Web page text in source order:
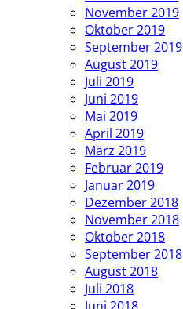
November 2019
Oktober 2019
September 2019
August 2019
Juli 2019
Juni 2019
Mai 2019
April 2019
März 2019
Februar 2019
Januar 2019
Dezember 2018
November 2018
Oktober 2018
September 2018
August 2018
Juli 2018